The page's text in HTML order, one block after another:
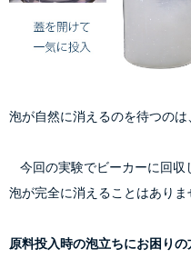
泡が自然に消えるのを待つのは
泡が完全に消えることはありま
原料投入時の泡立ちにお困り